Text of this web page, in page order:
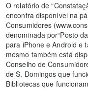
O relatório de
encontra disponível na
Consumidores
denominada por“Posto
para iPhone e Android e
mesmo também está
Conselho de
de S. Domingos que
Bibliotecas que